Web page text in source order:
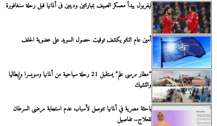
ليفربول يبدأ معسكر الصيف بمباراتين وديتين فى ألمانيا قبل رحلة سنغافورة
أمين عام الناتو يكشف توقيت حصول السويد على عضوية الحلف
”مطار مرسى علم” يستقبل 21 رحلة سياحية من ألمانيا وسويسرا وإيطاليا
والتشيك
باحثة مصرية في ألمانيا تتوصل لأسباب عدم استجابة مرضى السرطان
للعلاج.. تفاصيل